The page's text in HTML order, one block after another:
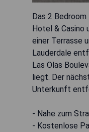
Das 2
Hotel & Casino
einer Terrasse
Lauderdale
Las Olas
liegt. Der
Unterkunft
- Nahe zum
- Kostenlose